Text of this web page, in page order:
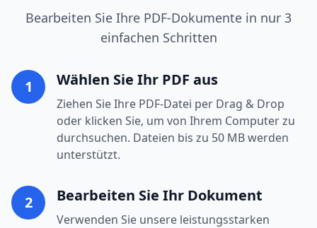
Bearbeiten Sie Ihre PDF-Dokumente in nur 3
einfachen Schritten
1 Wählen Sie Ihr PDF aus
Ziehen Sie Ihre PDF-Datei per Drag & Drop
oder klicken Sie, um von Ihrem Computer zu
durchsuchen. Dateien bis zu 50 MB werden
unterstützt.
2 Bearbeiten Sie Ihr Dokument
Verwenden Sie unsere leistungsstarken